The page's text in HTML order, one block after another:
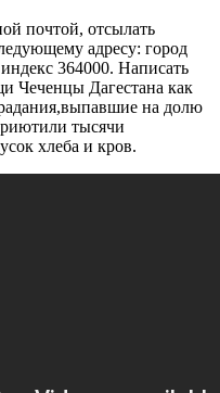
почтой, отсылать
адресу: город
364000. Написать
Чеченцы Дагестана как
на долю
тысячи
хлеба и кров.